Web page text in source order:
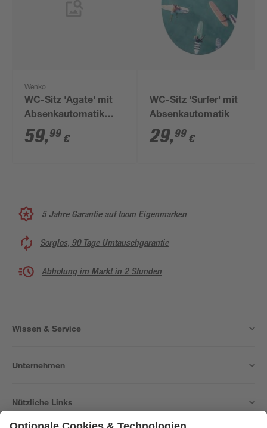
Wenko
WC-Sitz 'Agate' mit
Absenkautomatik
mehrfarbig Duroplast
59,99 €
WC-Sitz 'Surfer' mit
Absenkautomatik
29,99 €
5 Jahre Garantie auf toom Eigenmarken
Sorglos, 90 Tage Umtauschgarantie
Abholung im Markt in 2 Stunden
Wissen & Service
Unternehmen
Nützliche Links